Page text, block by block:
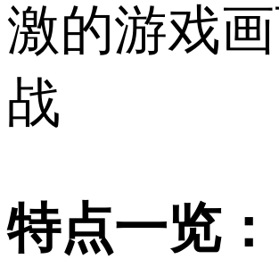
激的游戏
战
特点一览：